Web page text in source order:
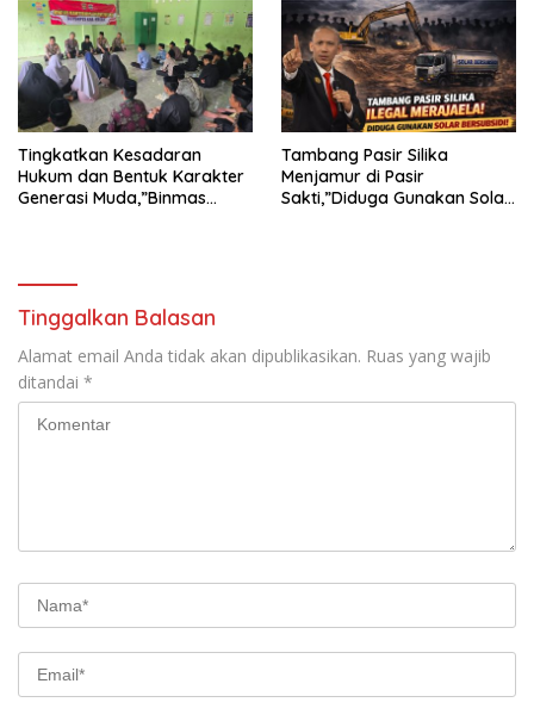
TERHADAP JURNALIS DI
PENGADILAN NEGERI
TANJUNG KARANG.
Tingkatkan Kesadaran
Hukum dan Bentuk Karakter
Generasi Muda,”Binmas
Tambang Pasir Silika
Menjamur di Pasir
Sakti,”Diduga Gunakan Solar
Tinggalkan Balasan
Alamat email Anda tidak akan dipublikasikan. Ruas yang wajib
ditandai *